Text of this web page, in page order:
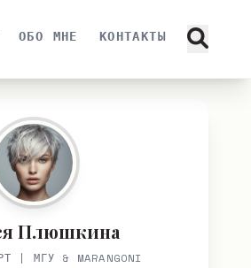
ОБО МНЕ КОНТАКТЫ
Плюшкина
| МГУ & MARANGONI